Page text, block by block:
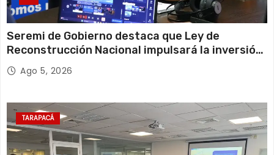
Seremi de Gobierno destaca que Ley de
Reconstrucción Nacional impulsará la inversión
y el empleo en Tarapacá
Ago 5, 2026
TARAPACÁ